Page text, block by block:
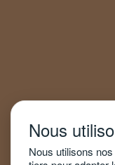
Nous
Nous utilisons